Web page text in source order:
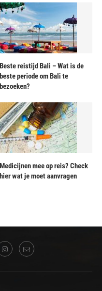
Beste reistijd Bali – Wat is de
beste periode om Bali te
bezoeken?
Medicijnen mee op reis? Check
hier wat je moet aanvragen